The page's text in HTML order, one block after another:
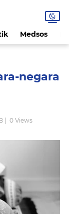
Medsos
negara
| 0 Views